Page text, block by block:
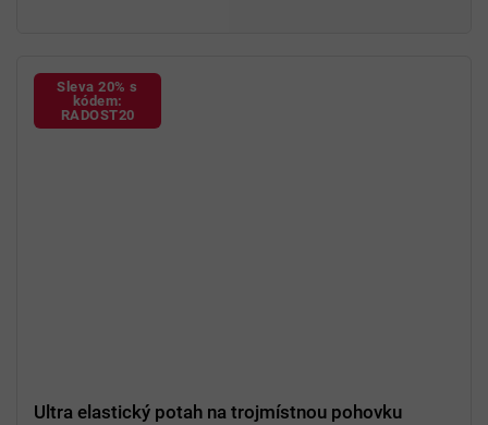
Sleva 20% s
kódem:
RADOST20
Ultra elastický potah na trojmístnou pohovku